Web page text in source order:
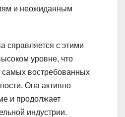
и неожиданным
справляется с этими
уровне, что
самых востребованных
Она активно
и продолжает
индустрии.